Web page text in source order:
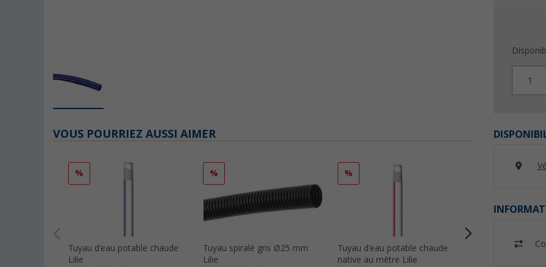
1
VOUS POURRIEZ AUSSI AIMER
%
Tuyau d'eau potable chaude
Lilie
%
Tuyau spiralé gris Ø25 mm
Lilie
%
Tuyau d'eau potable chaude
native au mètre Lilie
Tuyau d’arrosage